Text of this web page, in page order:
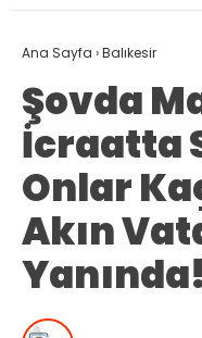
Ana Sayfa ›Balıkesir
Şovda
İcraatta
Onlar
Akın
Yanında!